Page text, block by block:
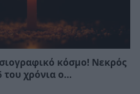
κόσμο! Νεκρός
του χρόνια ο…